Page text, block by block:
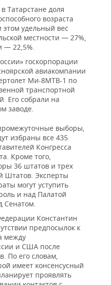
Татарстане доля
возраста
этом удельный вес
местности — 27%,
— 22,5%.
госкорпорации
авиакомпании
Ми-8МТВ-1 по
транспортной
Его собрали на
заводе.
выборы,
избраны все 435
Конгресса
Кроме того,
36 штатов и трех
Штатов. Эксперты
могут уступить
и над Палатой
Сенатом.
Константин
предпосылок к
между
и США после
По его словам,
имеет консенсусный
проявлять